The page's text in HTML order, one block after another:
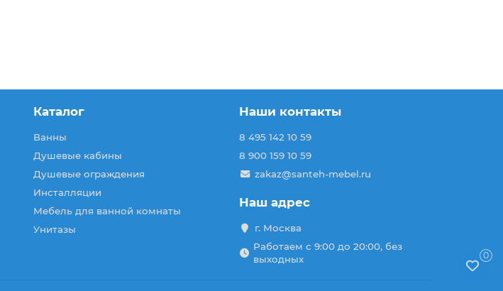
Каталог
Ванны
Душевые кабины
Душевые ограждения
Инсталляции
Мебель для ванной комнаты
Унитазы
Наши контакты
8 495 142 10 59
8 900 159 10 59
zakaz@santeh-mebel.ru
Наш адрес
г. Москва
Работаем с 9:00 до 20:00, без
выходных
0